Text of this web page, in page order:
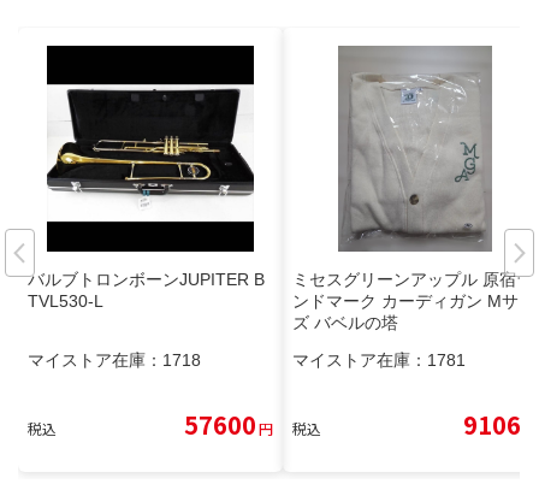
バルブトロンボーンJUPITER B
TVL530-L
マイストア在庫： 1718
税込 57600円
ミセスグリーンアップル 原宿ラ
ンドマーク カーディガン Mサイ
ズ バベルの塔
マイストア在庫： 1781
税込 9106